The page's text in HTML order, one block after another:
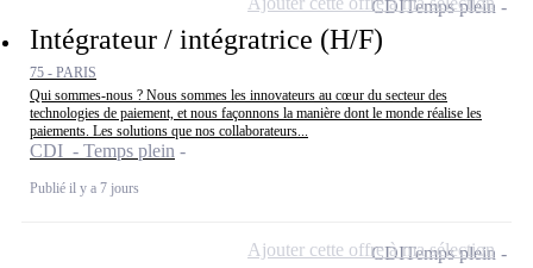
Intégrateur / intégratrice (H/F)
75 - PARIS
Qui sommes-nous ? Nous sommes les innovateurs au cœur du secteur des
technologies de paiement, et nous façonnons la manière dont le monde réalise les
paiements. Les solutions que nos collaborateurs...
CDI - Temps plein
Publié il y a 7 jours
CDITemps plein
CDITemps plein
Ajouter cette offre à ma sélection